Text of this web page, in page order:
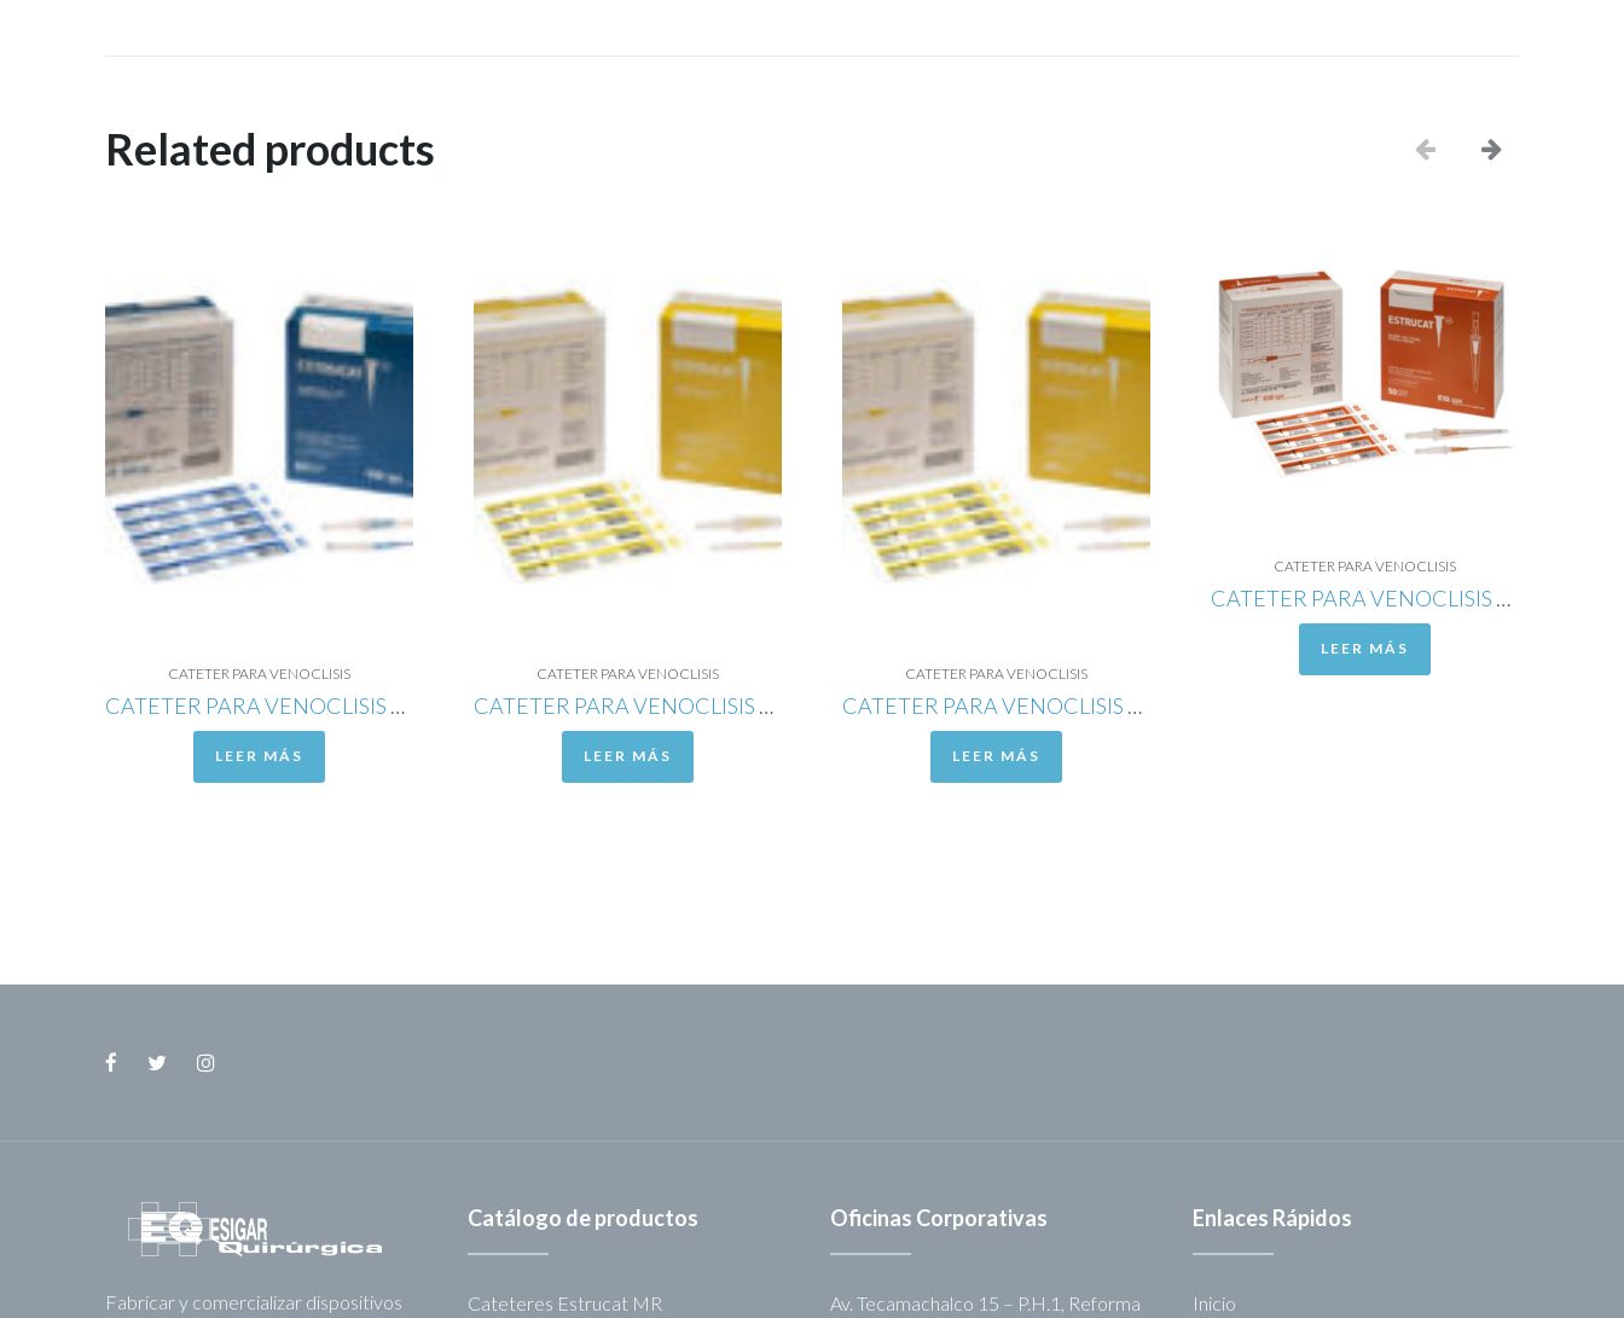
Related products
CATETER PARA VENOCLISIS
CATETER PARA VENOCLISIS DE POLIURETANO RADIOPACO CALIBRE 22G
LEER MÁS
CATETER PARA VENOCLISIS
CATETER PARA VENOCLISIS DE POLITETRAFLUORETILENO RADIOPACO CALIBRE 24G
LEER MÁS
CATETER PARA VENOCLISIS
CATETER PARA VENOCLISIS DE POLIURETANO RADIOPACO CALIBRE 24G
LEER MÁS
CATETER PARA VENOCLISIS
CATETER PARA VENOCLISIS DE POLIURETANO RADIOPACO CALIBRE 20G
LEER MÁS
Fabricar y comercializar dispositivos
Catálogo de productos
Cateteres Estrucat MR
Oficinas Corporativas
Av. Tecamachalco 15 – P.H.1, Reforma
Enlaces Rápidos
Inicio